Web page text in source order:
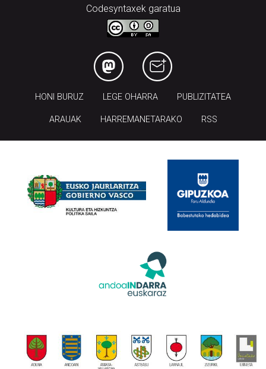
Codesyntaxek garatua
HONI BURUZ LEGE OHARRA PUBLIZITATEA
ARAUAK HARREMANETARAKO RSS